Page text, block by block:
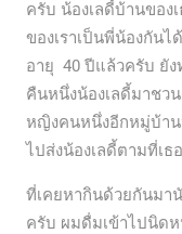
ครับ น้องเลดี้บ้านของ
ของเราเป็นพี่น้องกัน
อายุ 40 ปีแล้วครับ ยัง
คืนหนึ่งน้องเลดี้มาชว
หญิงคนหนึ่งอีกหมู่บ้า
ไปส่งน้องเลดี้ตามที่เ
ที่เคยหากินด้วยกันมา
ครับ ผมดื่มเข้าไปนิด